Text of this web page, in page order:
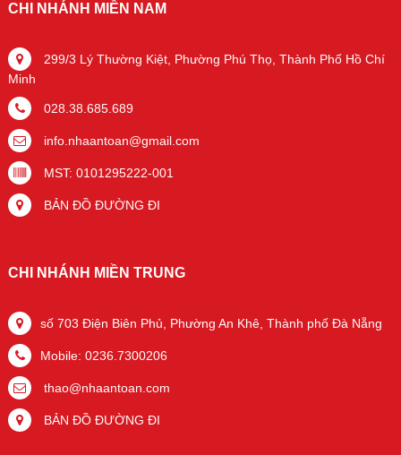
CHI NHÁNH MIỀN NAM
299/3 Lý Thường Kiệt, Phường Phú Thọ, Thành Phố Hồ Chí
Minh
028.38.685.689
info.nhaantoan@gmail.com
MST: 0101295222-001
BẢN ĐỒ ĐƯỜNG ĐI
CHI NHÁNH MIỀN TRUNG
số 703 Điện Biên Phủ, Phường An Khê, Thành phố Đà Nẵng
Mobile: 0236.7300206
thao@nhaantoan.com
BẢN ĐỒ ĐƯỜNG ĐI